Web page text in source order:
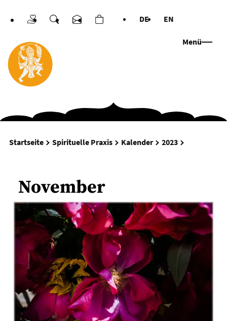
SpendenSucheKontaktWarenkorb
Sprachen DE EN
Menü
Startseite Spirituelle Praxis Kalender 2023
November